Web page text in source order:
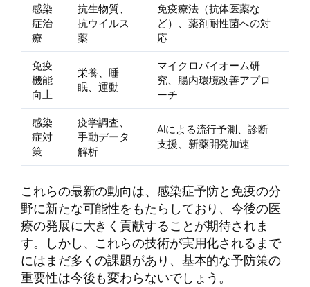
感染
症治
療
抗生物質、
抗ウイルス
薬
免疫療法（抗体医薬な
ど）、薬剤耐性菌への対
応
免疫
機能
向上
栄養、睡
眠、運動
マイクロバイオーム研
究、腸内環境改善アプロ
ーチ
感染
症対
策
疫学調査、
手動データ
解析
AIによる流行予測、診断
支援、新薬開発加速
これらの最新の動向は、感染症予防と免疫の分
野に新たな可能性をもたらしており、今後の医
療の発展に大きく貢献することが期待されま
す。しかし、これらの技術が実用化されるまで
にはまだ多くの課題があり、基本的な予防策の
重要性は今後も変わらないでしょう。